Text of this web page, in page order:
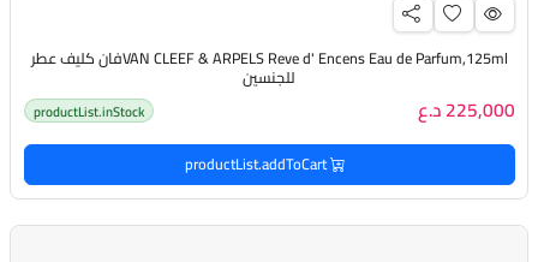
VAN CLEEF & ARPELS Reve d' Encens Eau de Parfum,125mlفان كليف عطر
للجنسين
225,000 د.ع productList.inStock
productList.addToCart